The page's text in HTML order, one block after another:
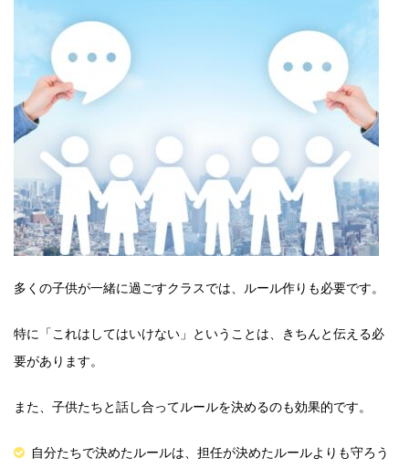
多くの子供が一緒に過ごすクラスでは、ルール作りも必要です。
特に「これはしてはいけない」ということは、きちんと伝える必
要があります。
また、子供たちと話し合ってルールを決めるのも効果的です。
自分たちで決めたルールは、担任が決めたルールよりも守ろう